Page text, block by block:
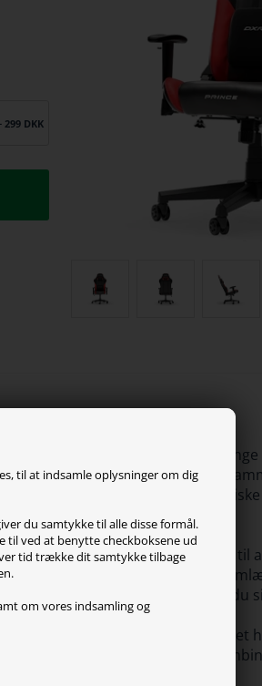
til at indsamle oplysninger om dig
du samtykke til alle disse formål.
til ved at benytte checkboksene ud
tid trække dit samtykke tilbage
om vores indsamling og
299 DKK
stil til næste niveau uden at
og en stærk, bæredygtig
PVC læder og den
arbejde.
vippefunktion giver dig friheden til
De højdejusterbare 1D
- uanset hvor mange timer du
PU-belagte hjul glider stolen let
Prince L er den perfekte
som en konge.